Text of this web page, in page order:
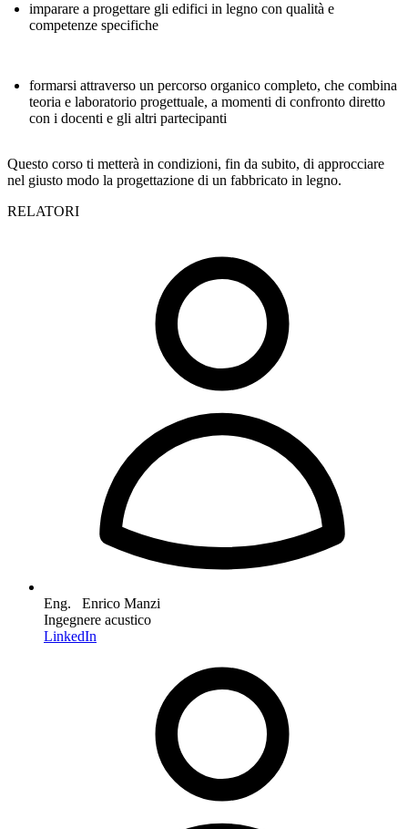
imparare a progettare gli edifici in legno con qualità e
competenze specifiche
formarsi attraverso un percorso organico completo, che combina
teoria e laboratorio progettuale, a momenti di confronto diretto
con i docenti e gli altri partecipanti
Questo corso ti metterà in condizioni, fin da subito, di approcciare
nel giusto modo la progettazione di un fabbricato in legno.
RELATORI
Eng. Enrico Manzi
Ingegnere acustico
LinkedIn